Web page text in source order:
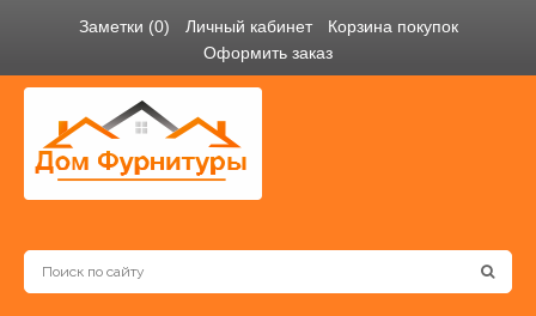
Заметки (0) Личный кабинет
Корзина покупок
Оформить заказ